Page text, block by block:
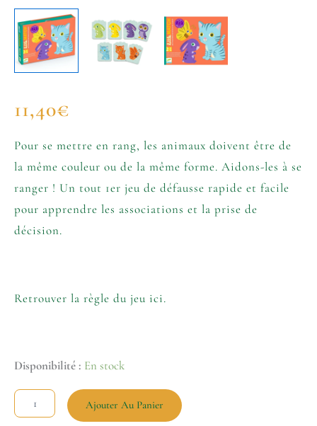
11,40€
Pour se mettre en rang, les animaux doivent être de
la même couleur ou de la même forme. Aidons-les à se
ranger ! Un tout 1er jeu de défausse rapide et facile
pour apprendre les associations et la prise de
décision.
Retrouver la règle du jeu ici.
Disponibilité : En stock
Ajouter Au Panier